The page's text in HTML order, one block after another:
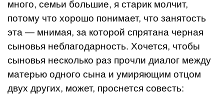
много, семьи большие, я старик молчит,
потому что хорошо понимает, что занятость
эта — мнимая, за которой спрятана черная
сыновья неблагодарность. Хочется, чтобы
сыновья несколько раз прочли диалог между
матерью одного сына и умиряющим отцом
двух других, может, проснется совесть: